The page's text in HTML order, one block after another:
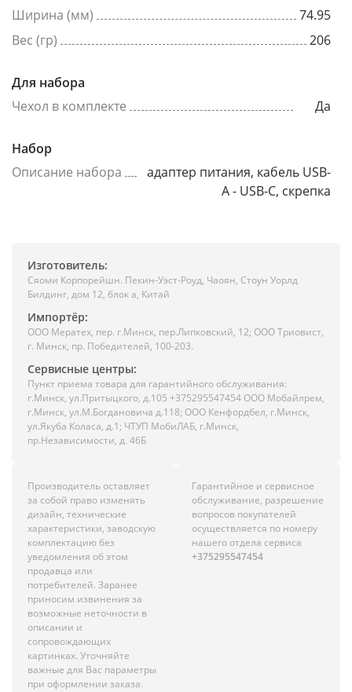
Ширина (мм)
74.95
Вес (гр)
206
Для набора
Чехол в комплекте
Да
Набор
Описание набора
адаптер питания, кабель USB-
A - USB-C, скрепка
Изготовитель:
Сяоми Корпорейшн. Пекин-Уэст-Роуд, Чаоян, Стоун Уорлд
Билдинг, дом 12, блок а, Китай
Импортёр:
ООО Мератех, пер. г.Минск, пер.Липковский, 12; ООО Триовист,
г. Минск, пр. Победителей, 100-203.
Сервисные центры:
Пункт приема товара для гарантийного обслуживания:
г.Минск, ул.Притыцкого, д.105 +375295547454 ООО Мобайлрем,
г.Минск, ул.М.Богдановича д.118; ООО Кенфордбел, г.Минск,
ул.Якуба Коласа, д.1; ЧТУП МобиЛАБ, г.Минск,
пр.Независимости, д. 46Б
Производитель оставляет
за собой право изменять
дизайн, технические
характеристики, заводскую
комплектацию без
уведомления об этом
продавца или
потребителей. Заранее
приносим извинения за
возможные неточности в
описании и
сопровождающих
картинках. Уточняйте
важные для Вас параметры
при оформлении заказа.
Гарантийное и сервисное
обслуживание, разрешение
вопросов покупателей
осуществляется по номеру
нашего отдела сервиса
+375295547454